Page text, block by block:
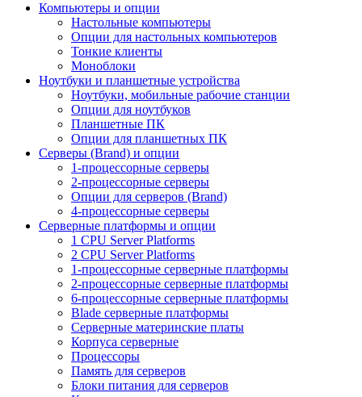
Компьютеры и опции
Настольные компьютеры
Опции для настольных компьютеров
Тонкие клиенты
Моноблоки
Ноутбуки и планшетные устройства
Ноутбуки, мобильные рабочие станции
Опции для ноутбуков
Планшетные ПК
Опции для планшетных ПК
Серверы (Brand) и опции
1-процессорные серверы
2-процессорные серверы
Опции для серверов (Brand)
4-процессорные серверы
Серверные платформы и опции
1 CPU Server Platforms
2 CPU Server Platforms
1-процессорные серверные платформы
2-процессорные серверные платформы
6-процессорные серверные платформы
Blade серверные платформы
Серверные материнские платы
Корпуса серверные
Процессоры
Память для серверов
Блоки питания для серверов